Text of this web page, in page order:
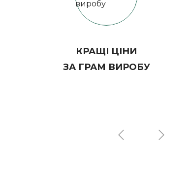
КРАЩІ ЦІНИ
ЗА ГРАМ ВИРОБУ